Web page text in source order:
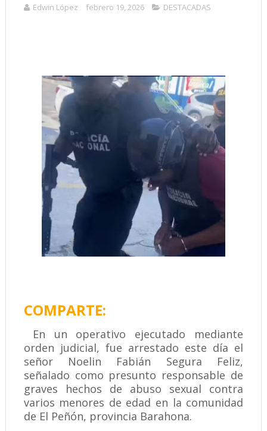
Edwin López febrero 19, 2026 DESTACADAS
COMPARTE:
En un operativo ejecutado mediante
orden judicial, fue arrestado este día el
señor Noelin Fabián Segura Feliz,
señalado como presunto responsable de
graves hechos de abuso sexual contra
varios menores de edad en la comunidad
de El Peñón, provincia Barahona.